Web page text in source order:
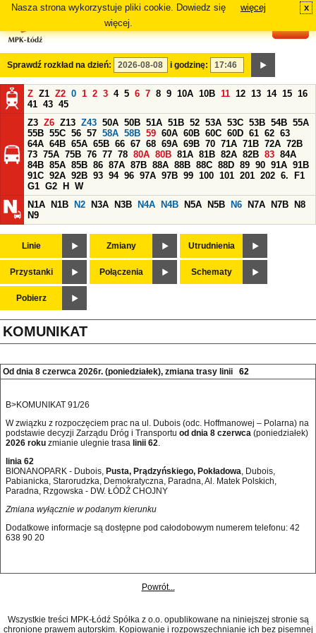
Nasza strona wykorzystuje pliki cookie. Dowiedz się
więcej.
więcej x
Sprawdź rozkład na dzień: i godzinę:
Z Z1 Z2 0 1 2 3 4 5 6 7 8 9 10A 10B 11 12 13 14 15 16
41 43 45
Z3 Z6 Z13 Z43 50A 50B 51A 51B 52 53A 53C 53B 54B 55A
55B 55C 56 57 58A 58B 59 60A 60B 60C 60D 61 62 63
64A 64B 65A 65B 66 67 68 69A 69B 70 71A 71B 72A 72B
73 75A 75B 76 77 78 80A 80B 81A 81B 82A 82B 83 84A
84B 85A 85B 86 87A 87B 88A 88B 88C 88D 89 90 91A 91B
91C 92A 92B 93 94 96 97A 97B 99 100 101 201 202 6.
F1
G1 G2 H
W
N1A
N1B N2 N3A N3B N4A N4B N5A N5B N6 N7A N7B
N8
N9
Linie Zmiany Utrudnienia
Przystanki Połączenia Schematy
Pobierz
KOMUNIKAT
Od dnia 8 czerwca 2026r. (poniedziałek), zmiana trasy linii 62
B>KOMUNIKAT 91/26
W związku z rozpoczęciem prac na ul. Dubois (odc. Hoffmanowej – Polarna) na
podstawie decyzji Zarządu Dróg i Transportu od dnia 8 czerwca (poniedziałek)
2026 roku zmianie ulegnie trasa linii 62
linia 62
BIONANOPARK - Dubois, Pusta, Prądzyńskiego, Pokładowa , Dubois,
Pabianicka, Starorudzka, Demokratyczna, Paradna, Al. Matek Polskich,
Paradna, Rzgowska - DW. ŁÓDŹ CHOJNY
Zmiana wyłącznie w podanym kierunku
Dodatkowe informacje są dostępne pod całodobowym numerem telefonu: 42
638 90 20
Powrót...
Wszystkie treści MPK-Łódź Spółka z o.o. opublikowane na niniejszej stronie są
chronione prawem autorskim. Kopiowanie i rozpowszechnianie ich bez pisemnej